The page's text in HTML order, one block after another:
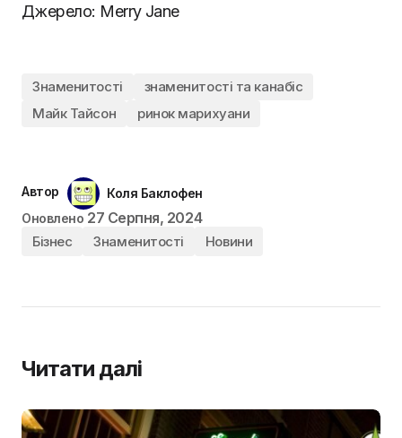
Джерело: Merry Jane
Знаменитості
знаменитості та канабіс
Майк Тайсон
ринок марихуани
Автор
Коля Баклофен
Оновлено 27 Серпня, 2024
Бізнес Знаменитості Новини
Читати далі